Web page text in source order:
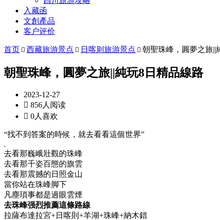
入藏函
文創產品
客户评价
首页  西藏旅游景点  日喀则旅游景点  朝聖珠峰，圓夢之旅||
朝聖珠峰，圓夢之旅||純玩8日精品線路
2023-12-27
 856人阅读
 0人喜欢
“找不到答案的時候，就去看看這個世界”
.
去看那巍峨壯觀的珠峰
去看那千姿百態的旗雲
去看那震撼的日照金山
當你站在珠峰脚下
凡塵瑣事都是過眼雲煙
去珠峰强烈推薦這條路線
拉薩布達拉宮+日喀則+羊湖+珠峰+納木錯